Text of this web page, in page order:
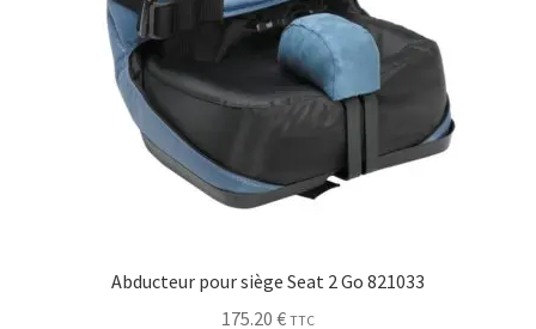
Abducteur pour siège Seat 2 Go 821033
175.20 € TTC